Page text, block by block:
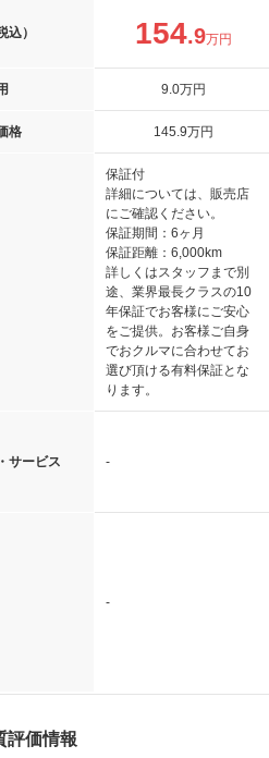
込） 154.9万円
9.0万円
格 145.9万円
保証付
詳細については、販売店
にご確認ください。
保証期間：6ヶ月
保証距離：6,000km
詳しくはスタッフまで別
途、業界最長クラスの10
年保証でお客様にご安心
をご提供。お客様ご自身
でおクルマに合わせてお
選び頂ける有料保証とな
ります。
サービス -
-
評価情報